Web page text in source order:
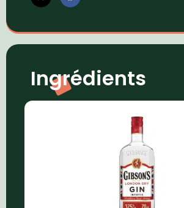
Ingrédients